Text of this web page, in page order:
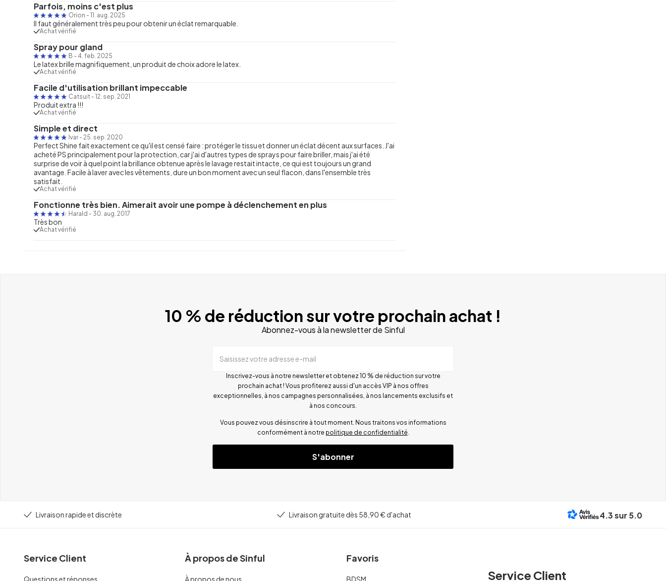
Parfois, moins c'est plus
Orion - 11. aug. 2025
Il faut généralement très peu pour obtenir un éclat remarquable.
Achat vérifié
Spray pour gland
B - 4. feb. 2025
Le latex brille magnifiquement, un produit de choix adore le latex.
Achat vérifié
Facile d'utilisation brillant impeccable
Catsuit - 12. sep. 2021
Produit extra !!!
Achat vérifié
Simple et direct
Ivar - 25. sep. 2020
Perfect Shine fait exactement ce qu'il est censé faire : protéger le tissu et donner un éclat décent aux surfaces. J'ai
acheté PS principalement pour la protection, car j'ai d'autres types de sprays pour faire briller, mais j'ai été
surprise de voir à quel point la brillance obtenue après le lavage restait intacte, ce qui est toujours un grand
avantage. Facile à laver avec les vêtements, dure un bon moment avec un seul flacon, dans l'ensemble très
satisfait.
Achat vérifié
Fonctionne très bien. Aimerait avoir une pompe à déclenchement en plus
Harald - 30. aug. 2017
Très bon
Achat vérifié
10 % de réduction sur votre prochain achat !
Abonnez-vous à la newsletter de Sinful
Saisissez votre adresse e-mail
Inscrivez-vous à notre newsletter et obtenez 10 % de réduction sur votre
prochain achat ! Vous profiterez aussi d'un accès VIP à nos offres
exceptionnelles, à nos campagnes personnalisées, à nos lancements exclusifs et
à nos concours.
Vous pouvez vous désinscrire à tout moment. Nous traitons vos informations
conformément à notre politique de confidentialité
S'abonner
Livraison rapide et discrète Livraison gratuite dès 58,90 € d'achat 4.3sur 5.0
Service Client
Questions et réponses
À propos de Sinful
À propos de nous
Favoris
BDSM Service Client